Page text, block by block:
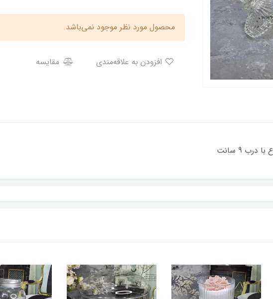
محصول مورد نظر موجود نمی‌باشد.
مقایسه